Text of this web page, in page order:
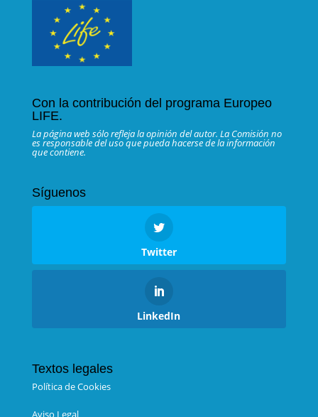
Con la contribución del programa Europeo
LIFE.
La página web sólo refleja la opinión del autor. La Comisión no
es responsable del uso que pueda hacerse de la información
que contiene.
Síguenos
Twitter
LinkedIn
Textos legales
Política de Cookies
Aviso Legal